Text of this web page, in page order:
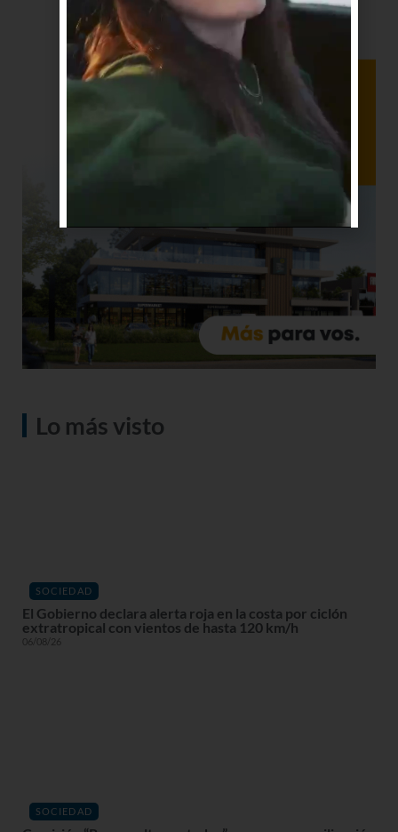
Lo más visto
SOCIEDAD
El Gobierno declara alerta roja en la costa por ciclón
extratropical con vientos de hasta 120 km/h
06/08/26
SOCIEDAD